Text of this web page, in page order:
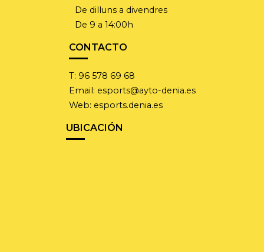
De dilluns a divendres
De 9 a 14:00h
CONTACTO
T: 96 578 69 68
Email: esports@ayto-denia.es
Web: esports.denia.es
UBICACIÓN